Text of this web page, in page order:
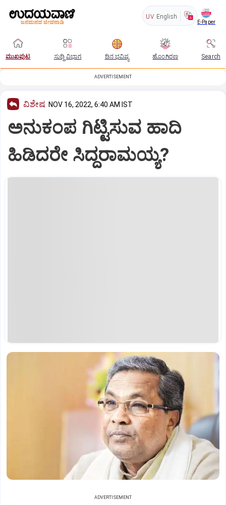
UV English
E-Paper
ಮುಖಪುಟ ಸುದ್ದಿ ವಿಭಾಗ ದಿನ ಭವಿಷ್ಯ ಹೊಂಗಿರಣ Search
ADVERTISEMENT
ವಿಶೇಷ NOV 16, 2022, 6:40 AM IST
ಅನುಕಂಪ ಗಿಟ್ಟಿಸುವ ಹಾದಿ
ಹಿಡಿದರೇ ಸಿದ್ದರಾಮಯ್ಯ?
ADVERTISEMENT